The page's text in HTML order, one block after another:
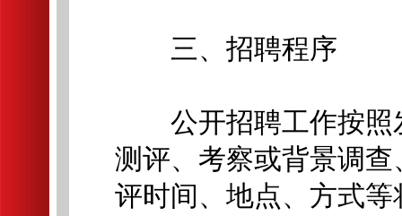
三、招聘程序
公开招聘工作按照
测评、考察或背景调
评时间、地点、方式